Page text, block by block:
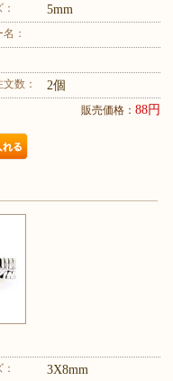
5mm
：
数： 2個
販売価格： 88円
3X8mm